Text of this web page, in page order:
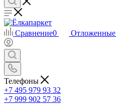
Сравнение0 Отложенные
Телефоны
+7 495 979 93 32
+7 999 902 57 36